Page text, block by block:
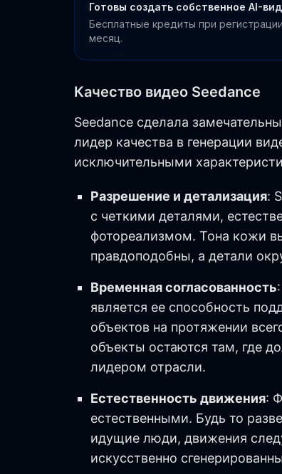
Готовы создать собственное AI-
Бесплатные кредиты при
месяц.
Качество видео Seedance
Seedance сделала
лидер качества в генерации
исключительными
Разрешение и детализация:
с четкими деталями,
фотореализмом. Тона кожи
правдоподобны, а детали
Временная согласованность
является ее способность
объектов на протяжении
объекты остаются там, где
лидером отрасли.
Естественность движения:
естественными. Будь то
идущие люди, движения
искусственно